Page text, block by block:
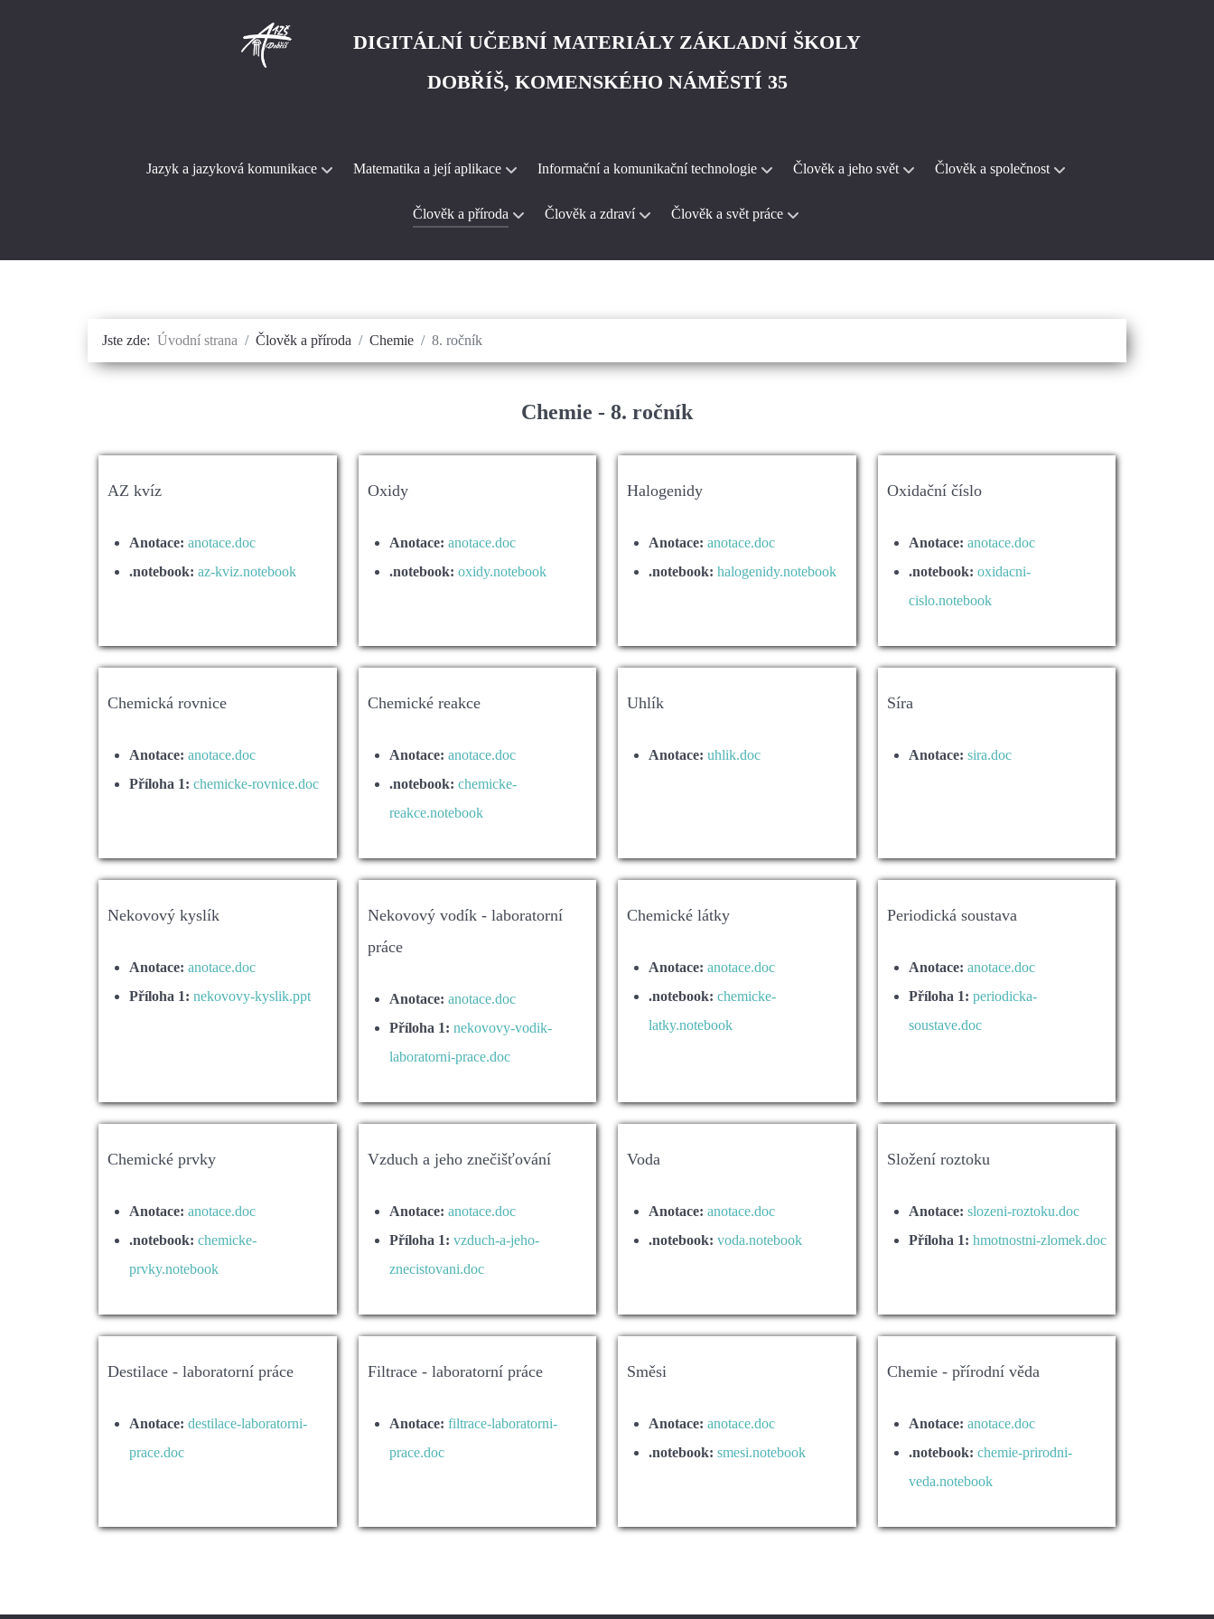
DIGITÁLNÍ UČEBNÍ MATERIÁLY ZÁKLADNÍ ŠKOLY
DOBŘÍŠ, KOMENSKÉHO NÁMĚSTÍ 35
Jazyk a jazyková komunikace Matematika a její aplikace Informační a komunikační technologie Člověk a jeho svět Člověk a společnost
Člověk a příroda Člověk a zdraví Člověk a svět práce
Jste zde: Úvodní strana Člověk a příroda Chemie 8. ročník
Chemie - 8. ročník
AZ kvíz
Anotace: anotace.doc
.notebook: az-kviz.notebook
Oxidy
Anotace: anotace.doc
.notebook: oxidy.notebook
Halogenidy
Anotace: anotace.doc
.notebook: halogenidy.notebook
Oxidační číslo
Anotace: anotace.doc
.notebook: oxidacni-
cislo.notebook
Chemická rovnice
Anotace: anotace.doc
Příloha 1: chemicke-rovnice.doc
Chemické reakce
Anotace: anotace.doc
.notebook: chemicke-
reakce.notebook
Uhlík
Anotace: uhlik.doc
Síra
Anotace: sira.doc
Nekovový kyslík
Anotace: anotace.doc
Příloha 1: nekovovy-kyslik.ppt
Nekovový vodík - laboratorní
práce
Anotace: anotace.doc
Příloha 1: nekovovy-vodik-
laboratorni-prace.doc
Chemické látky
Anotace: anotace.doc
.notebook: chemicke-
latky.notebook
Periodická soustava
Anotace: anotace.doc
Příloha 1: periodicka-
soustave.doc
Chemické prvky
Anotace: anotace.doc
.notebook: chemicke-
prvky.notebook
Vzduch a jeho znečišťování
Anotace: anotace.doc
Příloha 1: vzduch-a-jeho-
znecistovani.doc
Voda
Anotace: anotace.doc
.notebook: voda.notebook
Složení roztoku
Anotace: slozeni-roztoku.doc
Příloha 1: hmotnostni-zlomek.doc
Destilace - laboratorní práce
Anotace: destilace-laboratorni-
prace.doc
Filtrace - laboratorní práce
Anotace: filtrace-laboratorni-
prace.doc
Směsi
Anotace: anotace.doc
.notebook: smesi.notebook
Chemie - přírodní věda
Anotace: anotace.doc
.notebook: chemie-prirodni-
veda.notebook